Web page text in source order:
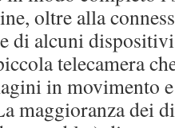
oltre alla
di alcuni
telecamera
in movimento
maggioranza dei